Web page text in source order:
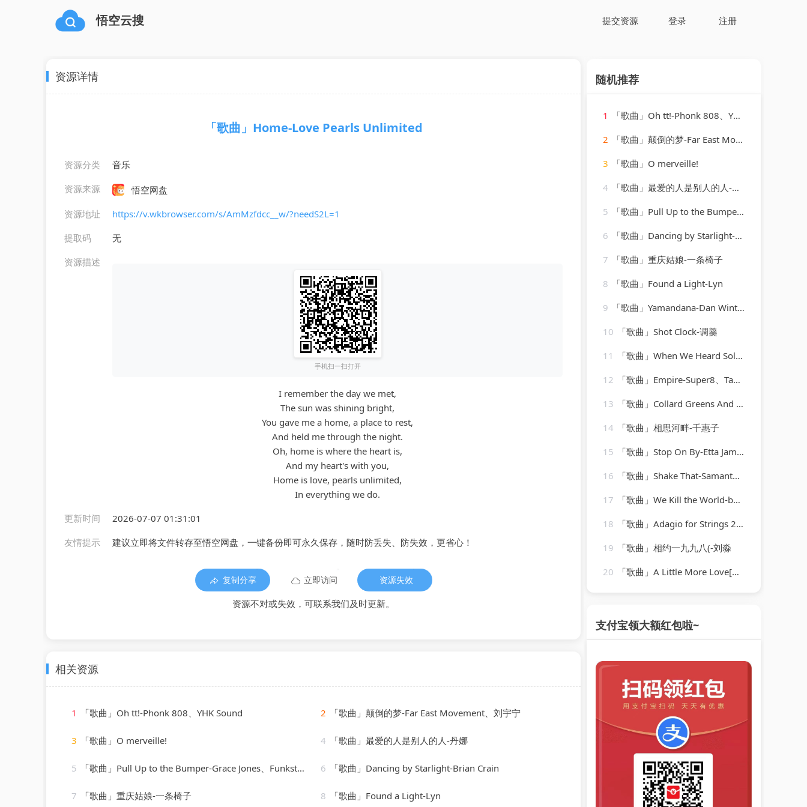
悟空云搜 提交资源 登录 注册
资源详情
「歌曲」Home-Love Pearls Unlimited
资源分类
音乐
资源来源
悟空网盘
资源地址
https://v.wkbrowser.com/s/AmMzfdcc__w/?needS2L=1
提取码
无
资源描述
手机扫一扫打开
I remember the day we met,
The sun was shining bright,
You gave me a home, a place to rest,
And held me through the night.
Oh, home is where the heart is,
And my heart's with you,
Home is love, pearls unlimited,
In everything we do.
更新时间
2026-07-07 01:31:01
友情提示
建议立即将文件转存至悟空网盘，一键备份即可永久保存，随时防丢失、防失效，更省心！
复制分享 立即访问 资源失效
资源不对或失效，可联系我们及时更新。
相关资源
1 「歌曲」Oh tt!-Phonk 808、YHK Sound 2 「歌曲」颠倒的梦-Far East Movement、刘宇宁
3 「歌曲」O merveille! 4 「歌曲」最爱的人是别人的人-丹娜
5 「歌曲」Pull Up to the Bumper-Grace Jones、Funkstar de Luxe 6 「歌曲」Dancing by Starlight-Brian Crain
7 「歌曲」重庆姑娘-一条椅子 8 「歌曲」Found a Light-Lyn
随机推荐
1
「歌曲」Oh tt!-Phonk 808、YHK Sound
2
「歌曲」颠倒的梦-Far East Movement、刘宇宁
3
「歌曲」O merveille!
4
「歌曲」最爱的人是别人的人-丹娜
5
「歌曲」Pull Up to the Bumper-Grace Jones、Funkstar de Luxe
6
「歌曲」Dancing by Starlight-Brian Crain
7
「歌曲」重庆姑娘-一条椅子
8
「歌曲」Found a Light-Lyn
9
「歌曲」Yamandana-Dan Winter、Ryan T.、Dee Dee
10
「歌曲」Shot Clock-调羹
11
「歌曲」When We Heard Solid Groove-Jesse Rose、Oliver $
12
「歌曲」Empire-Super8、Tab、Jan Burton
13
「歌曲」Collard Greens And Black Eyed-Peas-Bud Powell
14
「歌曲」相思河畔-千惠子
15
「歌曲」Stop On By-Etta James
16
「歌曲」Shake That-Samantha Jade、Pitbull
17
「歌曲」We Kill the World-boney m
18
「歌曲」Adagio for Strings 2009-Laurent Wolf
19
「歌曲」相约一九九八(-刘淼
20
「歌曲」A Little More Love[Originally Performed by Vince Gill]-Karaoke Diamonds
支付宝领大额红包啦~